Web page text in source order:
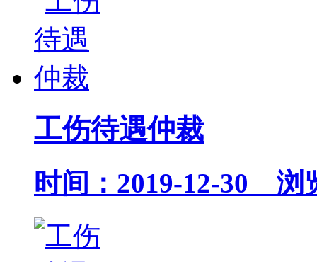
工伤待遇仲裁
时间：2019-12-30 浏